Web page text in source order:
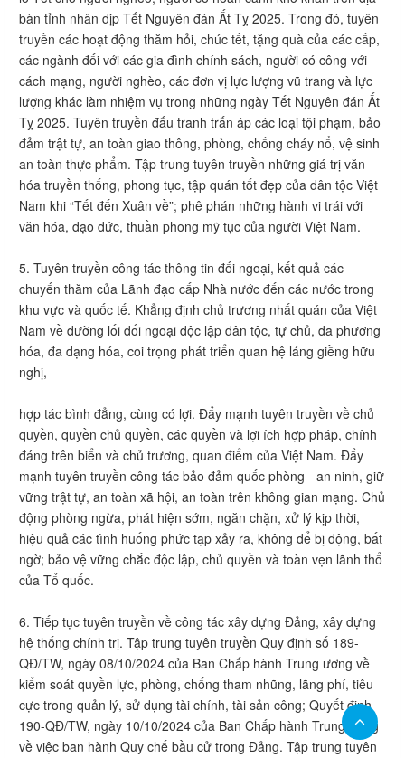
bàn tỉnh nhân dịp Tết Nguyên đán Ất Tỵ 2025. Trong đó, tuyên
truyền các hoạt động thăm hỏi, chúc tết, tặng quà của các cấp,
các ngành đối với các gia đình chính sách, người có công với
cách mạng, người nghèo, các đơn vị lực lượng vũ trang và lực
lượng khác làm nhiệm vụ trong những ngày Tết Nguyên đán Ất
Tỵ 2025. Tuyên truyền đấu tranh trấn áp các loại tội phạm, bảo
đảm trật tự, an toàn giao thông, phòng, chống cháy nổ, vệ sinh
an toàn thực phẩm. Tập trung tuyên truyền những giá trị văn
hóa truyền thống, phong tục, tập quán tốt đẹp của dân tộc Việt
Nam khi “Tết đến Xuân về”; phê phán những hành vi trái với
văn hóa, đạo đức, thuần phong mỹ tục của người Việt Nam.
5. Tuyên truyền công tác thông tin đối ngoại, kết quả các
chuyến thăm của Lãnh đạo cấp Nhà nước đến các nước trong
khu vực và quốc tế. Khẳng định chủ trương nhất quán của Việt
Nam về đường lối đối ngoại độc lập dân tộc, tự chủ, đa phương
hóa, đa dạng hóa, coi trọng phát triển quan hệ láng giềng hữu
nghị,
hợp tác bình đẳng, cùng có lợi. Đẩy mạnh tuyên truyền về chủ
quyền, quyền chủ quyền, các quyền và lợi ích hợp pháp, chính
đáng trên biển và chủ trương, quan điểm của Việt Nam. Đẩy
mạnh tuyên truyền công tác bảo đảm quốc phòng - an ninh, giữ
vững trật tự, an toàn xã hội, an toàn trên không gian mạng. Chủ
động phòng ngừa, phát hiện sớm, ngăn chặn, xử lý kịp thời,
hiệu quả các tình huống phức tạp xảy ra, không để bị động, bất
ngờ; bảo vệ vững chắc độc lập, chủ quyền và toàn vẹn lãnh thổ
của Tổ quốc.
6. Tiếp tục tuyên truyền về công tác xây dựng Đảng, xây dựng
hệ thống chính trị. Tập trung tuyên truyền Quy định số 189-
QĐ/TW, ngày 08/10/2024 của Ban Chấp hành Trung ương về
kiểm soát quyền lực, phòng, chống tham nhũng, lãng phí, tiêu
cực trong quản lý, sử dụng tài chính, tài sản công; Quyết định
190-QĐ/TW, ngày 10/10/2024 của Ban Chấp hành Trung ương
về việc ban hành Quy chế bầu cử trong Đảng. Tập trung tuyên